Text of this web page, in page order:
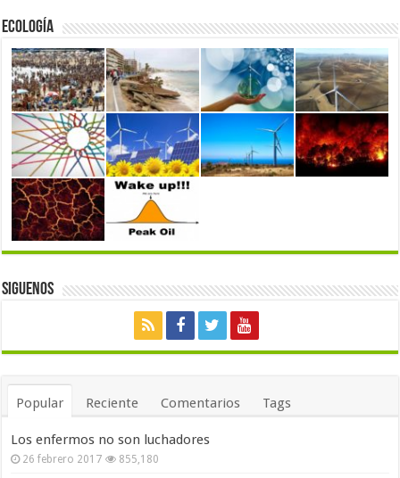
Ecología
Siguenos
Popular Reciente Comentarios Tags
Los enfermos no son luchadores
26 febrero 2017 855,180